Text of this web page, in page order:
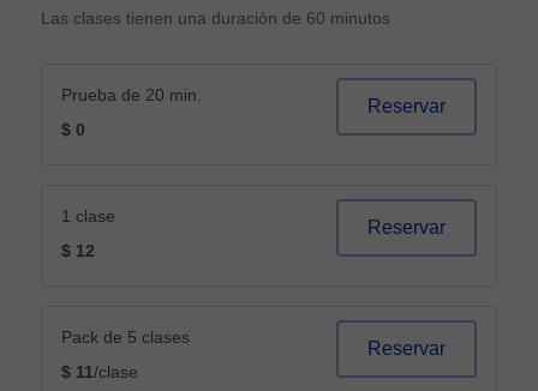
Las clases tienen una duración de 60 minutos
Prueba de 20 min.
$ 0
Reservar
1 clase
$ 12
Reservar
Pack de 5 clases
$ 11/clase
Reservar